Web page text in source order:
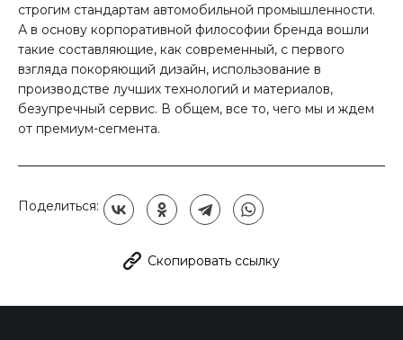
строгим стандартам автомобильной промышленности.
А в основу корпоративной философии бренда вошли
такие составляющие, как современный, с первого
взгляда покоряющий дизайн, использование в
производстве лучших технологий и материалов,
безупречный сервис. В общем, все то, чего мы и ждем
от премиум-сегмента.
Поделиться:
Скопировать ссылку